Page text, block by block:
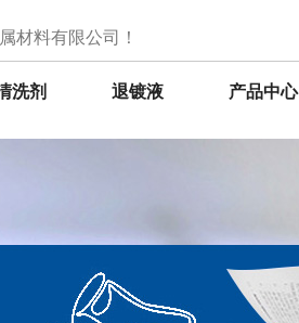
材料有限公司！
洗剂 退镀液 产品中心